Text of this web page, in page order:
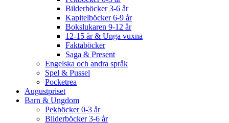
Bilderböcker 3-6 år
Kapitelböcker 6-9 år
Bokslukaren 9-12 år
12-15 år & Unga vuxna
Faktaböcker
Saga & Present
Engelska och andra språk
Spel & Pussel
Pocketrea
Augustpriset
Barn & Ungdom
Pekböcker 0-3 år
Bilderböcker 3-6 år